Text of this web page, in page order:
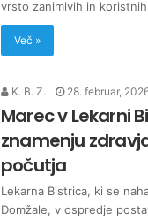
vrsto zanimivih in
Več »
K. B. Z. 28. februar,
Marec v Lekarni
znamenju
počutja
Lekarna Bistrica, ki se
Domžale, v ospredje